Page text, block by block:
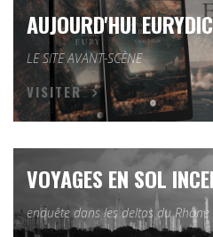
AUJOURD'HUI
LE SITE AVANT-SCÈNE
VISITER
VOYAGES EN SOL
enquête dans les deltas du